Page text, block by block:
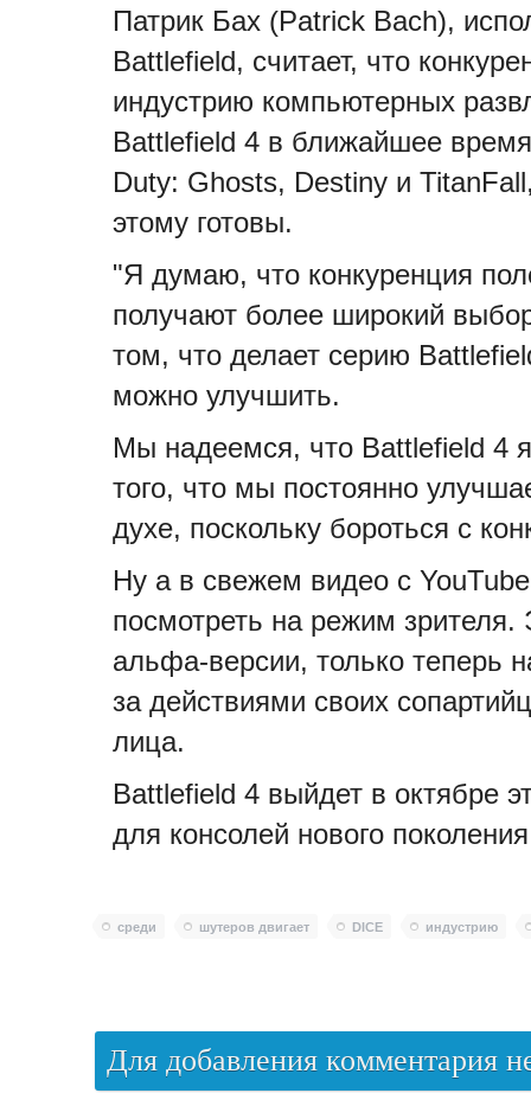
Патрик Бах (Patrick Bach),
Battlefield, считает, что
индустрию компьютерных
Battlefield 4 в ближайшее
Duty: Ghosts, Destiny и
этому готовы.
"Я думаю, что конкуренция
получают более широкий
том, что делает серию
можно улучшить.
Мы надеемся, что Battlefield 4
того, что мы постоянно
духе, поскольку бороться с
Ну а в свежем видео с
посмотреть на режим
альфа-версии, только теперь
за действиями своих
лица.
Battlefield 4 выйдет в октябре
для консолей нового
среди шутеров двигает DICE индустрию
Для добавления комментария